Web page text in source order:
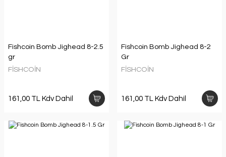
Fishcoin Bomb Jighead 8-2.5
gr
FİSHCOİN
161,00 TL Kdv Dahil
Fishcoin Bomb Jighead 8-2
Gr
FİSHCOİN
161,00 TL Kdv Dahil